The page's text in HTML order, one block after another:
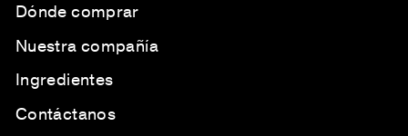
Dónde comprar
Nuestra compañía
Ingredientes
Contáctanos